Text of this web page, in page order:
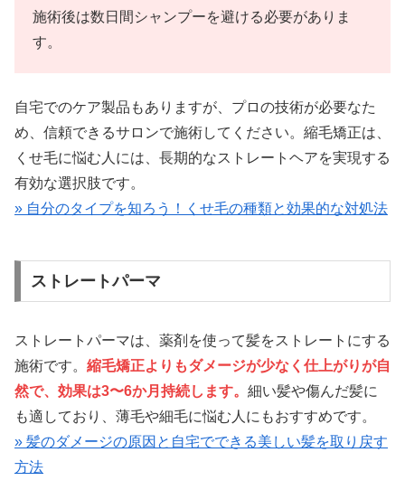
施術後は数日間シャンプーを避ける必要がありま
す。
自宅でのケア製品もありますが、プロの技術が必要なた
め、信頼できるサロンで施術してください。縮毛矯正は、
くせ毛に悩む人には、長期的なストレートヘアを実現する
有効な選択肢です。
» 自分のタイプを知ろう！くせ毛の種類と効果的な対処法
ストレートパーマ
ストレートパーマは、薬剤を使って髪をストレートにする
施術です。 縮毛矯正よりもダメージが少なく仕上がりが自
然で、効果は3〜6か月持続します。 細い髪や傷んだ髪に
も適しており、薄毛や細毛に悩む人にもおすすめです。
» 髪のダメージの原因と自宅でできる美しい髪を取り戻す
方法